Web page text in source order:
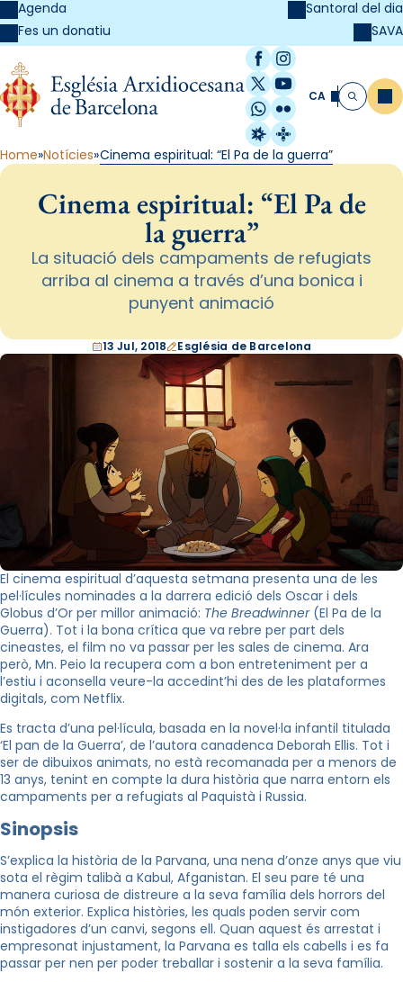
Agenda
Fes un donatiu
Santoral del dia
SAVA
Facebook
Instagram
X / Twitter
YouTube
WhatsApp
Flickr
Radio Estel
Catalunya
CA Cerca
Home Notícies Cinema espiritual: “El Pa de la guerra”
Cinema espiritual: “El Pa de
la guerra”
La situació dels campaments de refugiats
arriba al cinema a través d’una bonica i
punyent animació
13 Jul, 2018 Església de Barcelona
El cinema espiritual d’aquesta setmana presenta una de les
pel·lícules nominades a la darrera edició dels Oscar i dels
Globus d’Or per millor animació: The Breadwinner (El Pa de la
Guerra). Tot i la bona crítica que va rebre per part dels
cineastes, el film no va passar per les sales de cinema. Ara
però, Mn. Peio la recupera com a bon entreteniment per a
l’estiu i aconsella veure-la accedint’hi des de les plataformes
digitals, com Netflix.
Es tracta d’una pel·lícula, basada en la novel·la infantil titulada
‘El pan de la Guerra’, de l’autora canadenca Deborah Ellis. Tot i
ser de dibuixos animats, no està recomanada per a menors de
13 anys, tenint en compte la dura història que narra entorn els
campaments per a refugiats al Paquistà i Russia.
Sinopsis
S’explica la història de la Parvana, una nena d’onze anys que viu
sota el règim talibà a Kabul, Afganistan. El seu pare té una
manera curiosa de distreure a la seva família dels horrors del
món exterior. Explica històries, les quals poden servir com
instigadores d’un canvi, segons ell. Quan aquest és arrestat i
empresonat injustament, la Parvana es talla els cabells i es fa
passar per nen per poder treballar i sostenir a la seva família.